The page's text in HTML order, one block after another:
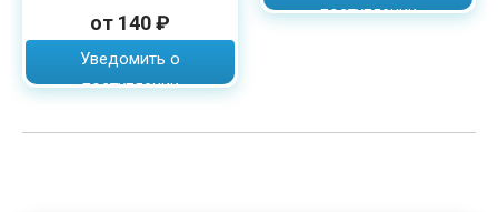
от 140 ₽
Уведомить о
поступлении
поступлении